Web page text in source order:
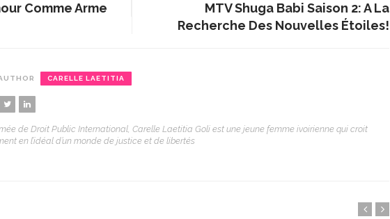
Comme Arme
MTV Shuga Babi Saison 2: A La
Recherche Des Nouvelles Étoiles!
CARELLE LAETITIA
de Droit Public International, Carelle Laetitia Goli est une jeune femme ivoirienne qui croit
en l’idéal d’un monde de justice et de libertés